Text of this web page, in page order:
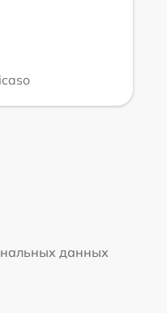
данных